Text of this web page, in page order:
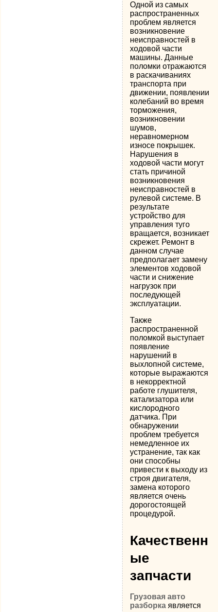
Одной из самых
распространенных
проблем является
возникновение
неисправностей в
ходовой части
машины. Данные
поломки отражаются
в раскачиваниях
транспорта при
движении, появлении
колебаний во время
торможения,
возникновении
шумов,
неравномерном
износе покрышек.
Нарушения в
ходовой части могут
стать причиной
возникновения
неисправностей в
рулевой системе. В
результате
устройство для
управления туго
вращается, возникает
скрежет. Ремонт в
данном случае
предполагает замену
элементов ходовой
части и снижение
нагрузок при
последующей
эксплуатации.
Также
распространенной
поломкой выступает
появление
нарушений в
выхлопной системе,
которые выражаются
в некорректной
работе глушителя,
катализатора или
кислородного
датчика. При
обнаружении
проблем требуется
немедленное их
устранение, так как
они способны
привести к выходу из
строя двигателя,
замена которого
является очень
дорогостоящей
процедурой.
Качественн
ые
запчасти
Грузовая авто
разборка является